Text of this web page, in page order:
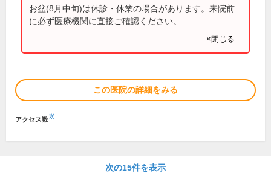
お盆(8月中旬)は休診・休業の場合があります。来院前
に必ず医療機関に直接ご確認ください。
×閉じる
この医院の詳細をみる
アクセス数※
次の15件を表示